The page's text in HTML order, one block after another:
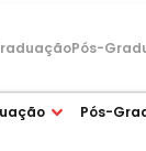
Pós-
Pós-